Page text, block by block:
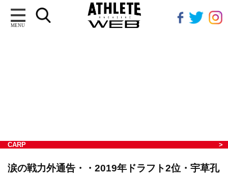
MENU
CARP
涙の戦力外通告・・2019年ドラフト2位・宇草孔